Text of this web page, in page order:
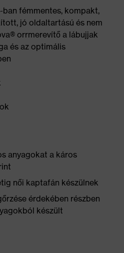
ban fémmentes, kompakt,
jó oldaltartású és nem
orrmerevítő a lábujjak
és az optimális
anyagokat a káros
női kaptafán készülnek
érdekében részben
készült